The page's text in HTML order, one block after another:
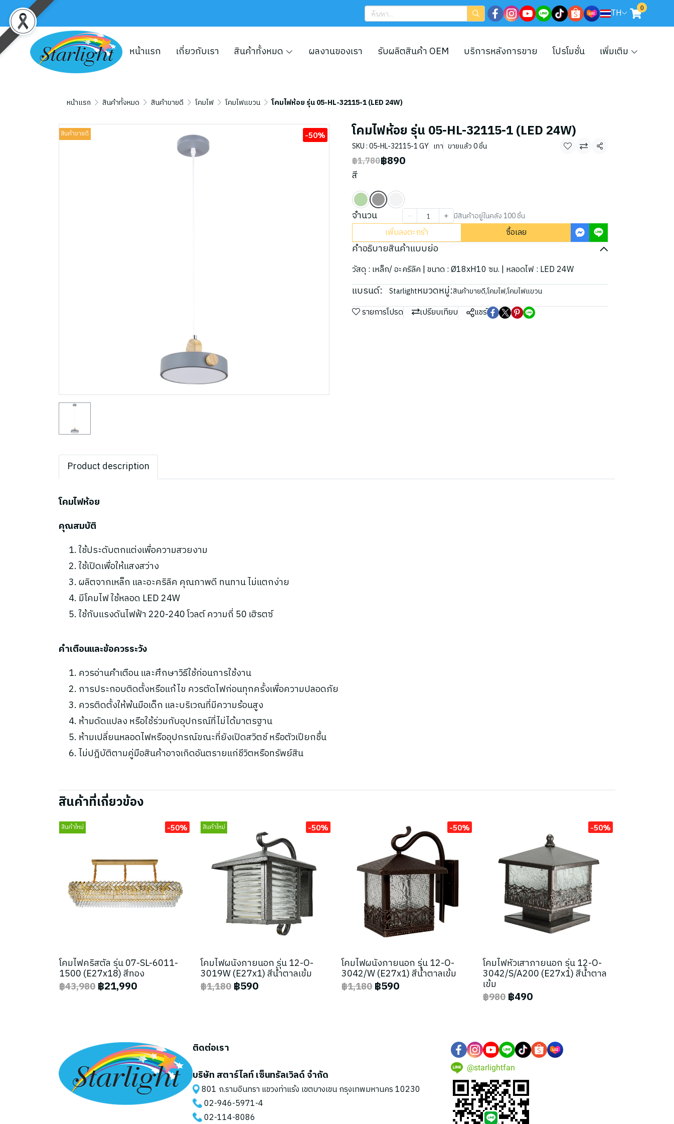
TH 0
หน้าแรก เกี่ยวกับเรา สินค้าทั้งหมด ผลงานของเรา รับผลิตสินค้า OEM บริการหลังการขาย โปรโมชั่น เพิ่มเติม
หน้าแรก สินค้าทั้งหมด สินค้าขายดี โคมไฟ โคมไฟแขวน โคมไฟห้อย รุ่น 05-HL-32115-1 (LED 24W)
สินค้าขายดี -50% โคมไฟห้อย รุ่น 05-HL-32115-1 (LED 24W)
SKU : 05-HL-32115-1 GY เทา ขายแล้ว 0 ชิ้น
แชร์
฿1,780฿890
สี
จำนวน มีสินค้าอยู่ในคลัง 100 ชิ้น
เพิ่มลงตะกร้า ซื้อเลย
คำอธิบายสินค้าแบบย่อ
วัสดุ : เหล็ก/ อะคริลิค | ขนาด : Ø18xH10 ซม. | หลอดไฟ : LED 24W
แบรนด์: Starlightหมวดหมู่:สินค้าขายดี,โคมไฟ,โคมไฟแขวน
รายการโปรด เปรียบเทียบ แชร์
Product description
โคมไฟห้อย
คุณสมบัติ
ใช้ประดับตกแต่งเพื่อความสวยงาม
ใช้เปิดเพื่อให้แสงสว่าง
ผลิตจากเหล็ก และอะคริลิค คุณภาพดี ทนทาน ไม่แตกง่าย
มีโคมไฟ ใช้หลอด LED 24W
ใช้กับแรงดันไฟฟ้า 220-240 โวลต์ ความถี่ 50 เฮิรตซ์
คำเตือนและข้อควรระวัง
ควรอ่านคำเตือน และศึกษาวิธีใช้ก่อนการใช้งาน
การประกอบติดตั้งหรือแก้ไข ควรตัดไฟก่อนทุกครั้งเพื่อความปลอดภัย
ควรติดตั้งให้พ้นมือเด็ก และบริเวณที่มีความร้อนสูง
ห้ามดัดแปลง หรือใช้ร่วมกับอุปกรณ์ที่ไม่ได้มาตรฐาน
ห้ามเปลี่ยนหลอดไฟหรืออุปกรณ์ขณะที่ยังเปิดสวิตช์ หรือตัวเปียกชื้น
ไม่ปฎิบัติตามคู่มือสินค้าอาจเกิดอันตรายแก่ชีวิตหรือทรัพย์สิน
สินค้าที่เกี่ยวข้อง
สินค้าใหม่ -50%
โคมไฟคริสตัล รุ่น 07-SL-6011-
1500 (E27x18) สีทอง
฿43,980 ฿21,990
สินค้าใหม่ -50%
โคมไฟผนังภายนอก รุ่น 12-O-
3019W (E27x1) สีน้ำตาลเข้ม
฿1,180 ฿590
-50%
โคมไฟผนังภายนอก รุ่น 12-O-
3042/W (E27x1) สีน้ำตาลเข้ม
฿1,180 ฿590
-50%
โคมไฟหัวเสาภายนอก รุ่น 12-O-
3042/S/A200 (E27x1) สีน้ำตาล
เข้ม
฿980 ฿490
ติดต่อเรา
บริษัท สตาร์ไลท์ เซ็นทรัลเวิลด์ จำกัด
801 ถ.รามอินทรา แขวงท่าแร้ง เขตบางเขน กรุงเทพมหานคร 10230
02-946-5971-4
02-114-8086
@starlightfan